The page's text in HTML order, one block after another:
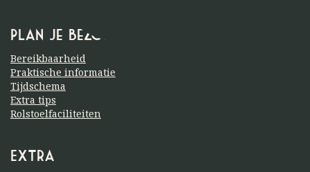
Plan je bezoek
Bereikbaarheid
Praktische informatie
Tijdschema
Extra tips
Rolstoelfaciliteiten
Extra